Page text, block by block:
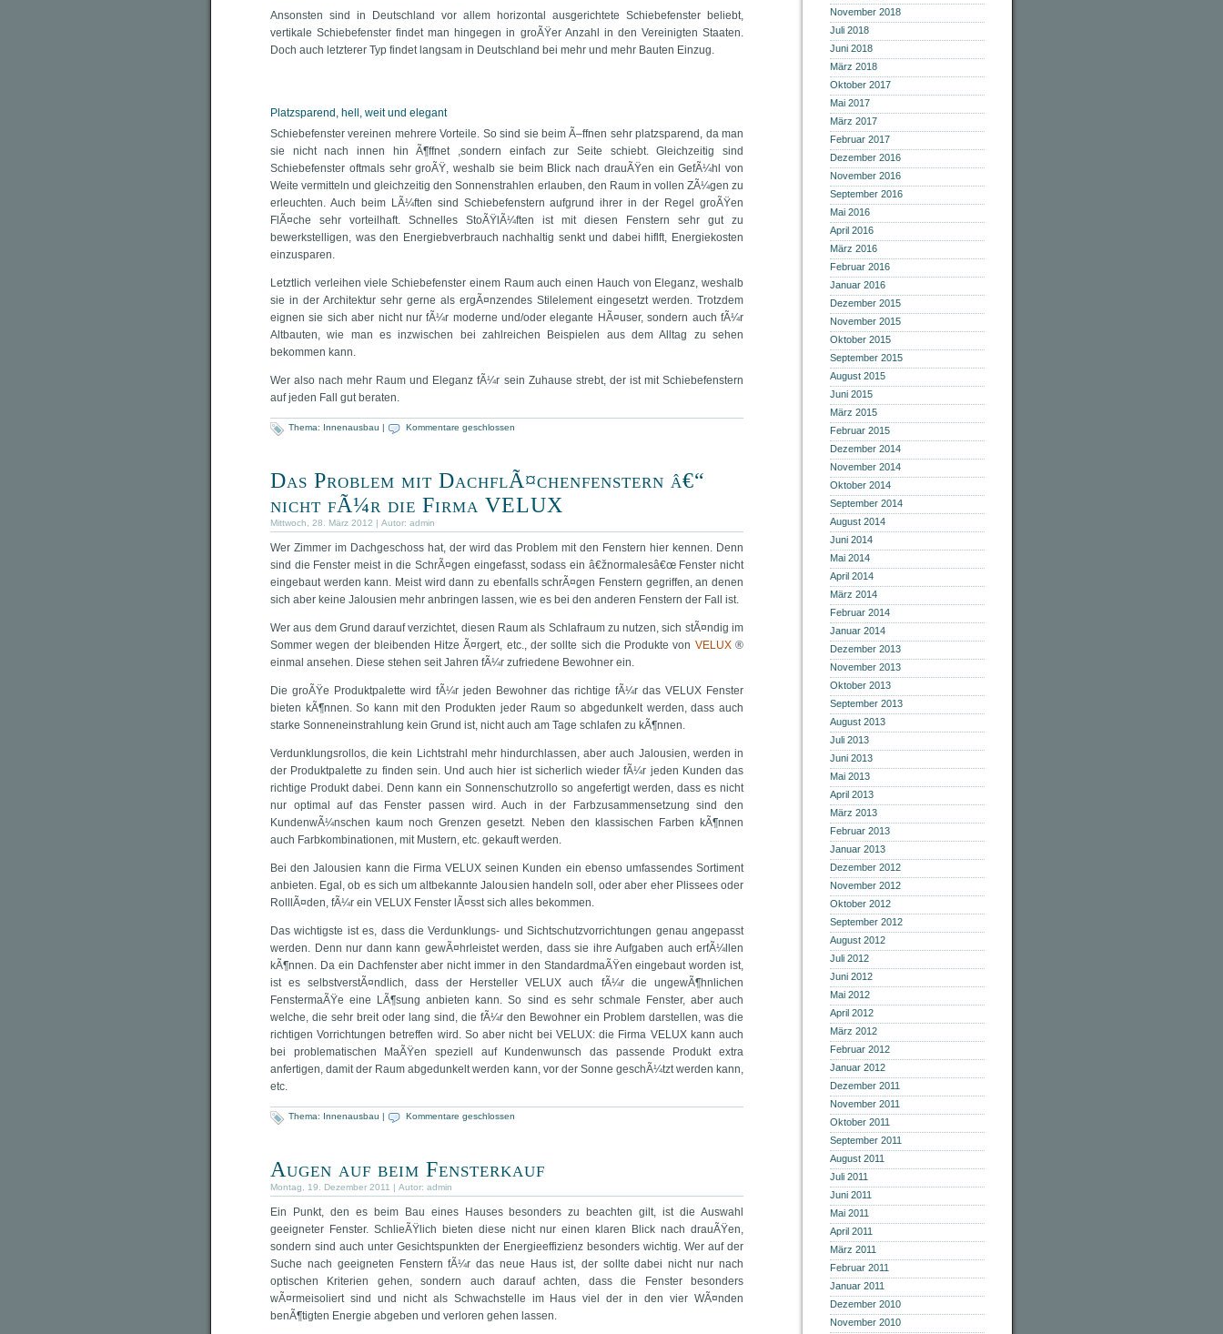
Ansonsten sind in Deutschland vor allem horizontal ausgerichtete Schiebefenster beliebt,
vertikale Schiebefenster findet man hingegen in groÃŸer Anzahl in den Vereinigten Staaten.
Doch auch letzterer Typ findet langsam in Deutschland bei mehr und mehr Bauten Einzug.
Platzsparend, hell, weit und elegant
Schiebefenster vereinen mehrere Vorteile. So sind sie beim Ã–ffnen sehr platzsparend, da man
sie nicht nach innen hin Ã¶ffnet ,sondern einfach zur Seite schiebt. Gleichzeitig sind
Schiebefenster oftmals sehr groÃŸ, weshalb sie beim Blick nach drauÃŸen ein GefÃ¼hl von
Weite vermitteln und gleichzeitig den Sonnenstrahlen erlauben, den Raum in vollen ZÃ¼gen zu
erleuchten. Auch beim LÃ¼ften sind Schiebefenstern aufgrund ihrer in der Regel groÃŸen
FlÃ¤che sehr vorteilhaft. Schnelles StoÃŸlÃ¼ften ist mit diesen Fenstern sehr gut zu
bewerkstelligen, was den Energiebverbrauch nachhaltig senkt und dabei hiflft, Energiekosten
einzusparen.
Letztlich verleihen viele Schiebefenster einem Raum auch einen Hauch von Eleganz, weshalb
sie in der Architektur sehr gerne als ergÃ¤nzendes Stilelement eingesetzt werden. Trotzdem
eignen sie sich aber nicht nur fÃ¼r moderne und/oder elegante HÃ¤user, sondern auch fÃ¼r
Altbauten, wie man es inzwischen bei zahlreichen Beispielen aus dem Alltag zu sehen
bekommen kann.
Wer also nach mehr Raum und Eleganz fÃ¼r sein Zuhause strebt, der ist mit Schiebefenstern
auf jeden Fall gut beraten.
Thema: Innenausbau | Kommentare geschlossen
Das Problem mit DachflÃ¤chenfenstern â€“
nicht fÃ¼r die Firma VELUX
Mittwoch, 28. März 2012 | Autor: admin
Wer Zimmer im Dachgeschoss hat, der wird das Problem mit den Fenstern hier kennen. Denn
sind die Fenster meist in die SchrÃ¤gen eingefasst, sodass ein â€žnormalesâ€œ Fenster nicht
eingebaut werden kann. Meist wird dann zu ebenfalls schrÃ¤gen Fenstern gegriffen, an denen
sich aber keine Jalousien mehr anbringen lassen, wie es bei den anderen Fenstern der Fall ist.
Wer aus dem Grund darauf verzichtet, diesen Raum als Schlafraum zu nutzen, sich stÃ¤ndig im
Sommer wegen der bleibenden Hitze Ã¤rgert, etc., der sollte sich die Produkte von VELUX®
einmal ansehen. Diese stehen seit Jahren fÃ¼r zufriedene Bewohner ein.
Die groÃŸe Produktpalette wird fÃ¼r jeden Bewohner das richtige fÃ¼r das VELUX Fenster
bieten kÃ¶nnen. So kann mit den Produkten jeder Raum so abgedunkelt werden, dass auch
starke Sonneneinstrahlung kein Grund ist, nicht auch am Tage schlafen zu kÃ¶nnen.
Verdunklungsrollos, die kein Lichtstrahl mehr hindurchlassen, aber auch Jalousien, werden in
der Produktpalette zu finden sein. Und auch hier ist sicherlich wieder fÃ¼r jeden Kunden das
richtige Produkt dabei. Denn kann ein Sonnenschutzrollo so angefertigt werden, dass es nicht
nur optimal auf das Fenster passen wird. Auch in der Farbzusammensetzung sind den
KundenwÃ¼nschen kaum noch Grenzen gesetzt. Neben den klassischen Farben kÃ¶nnen
auch Farbkombinationen, mit Mustern, etc. gekauft werden.
Bei den Jalousien kann die Firma VELUX seinen Kunden ein ebenso umfassendes Sortiment
anbieten. Egal, ob es sich um altbekannte Jalousien handeln soll, oder aber eher Plissees oder
RolllÃ¤den, fÃ¼r ein VELUX Fenster lÃ¤sst sich alles bekommen.
Das wichtigste ist es, dass die Verdunklungs- und Sichtschutzvorrichtungen genau angepasst
werden. Denn nur dann kann gewÃ¤hrleistet werden, dass sie ihre Aufgaben auch erfÃ¼llen
kÃ¶nnen. Da ein Dachfenster aber nicht immer in den StandardmaÃŸen eingebaut worden ist,
ist es selbstverstÃ¤ndlich, dass der Hersteller VELUX auch fÃ¼r die ungewÃ¶hnlichen
FenstermaÃŸe eine LÃ¶sung anbieten kann. So sind es sehr schmale Fenster, aber auch
welche, die sehr breit oder lang sind, die fÃ¼r den Bewohner ein Problem darstellen, was die
richtigen Vorrichtungen betreffen wird. So aber nicht bei VELUX: die Firma VELUX kann auch
bei problematischen MaÃŸen speziell auf Kundenwunsch das passende Produkt extra
anfertigen, damit der Raum abgedunkelt werden kann, vor der Sonne geschÃ¼tzt werden kann,
etc.
Thema: Innenausbau | Kommentare geschlossen
Augen auf beim Fensterkauf
Montag, 19. Dezember 2011 | Autor: admin
Ein Punkt, den es beim Bau eines Hauses besonders zu beachten gilt, ist die Auswahl
geeigneter Fenster. SchlieÃŸlich bieten diese nicht nur einen klaren Blick nach drauÃŸen,
sondern sind auch unter Gesichtspunkten der Energieeffizienz besonders wichtig. Wer auf der
Suche nach geeigneten Fenstern fÃ¼r das neue Haus ist, der sollte dabei nicht nur nach
optischen Kriterien gehen, sondern auch darauf achten, dass die Fenster besonders
wÃ¤rmeisoliert sind und nicht als Schwachstelle im Haus viel der in den vier WÃ¤nden
benÃ¶tigten Energie abgeben und verloren gehen lassen.
November 2018
Juli 2018
Juni 2018
März 2018
Oktober 2017
Mai 2017
März 2017
Februar 2017
Dezember 2016
November 2016
September 2016
Mai 2016
April 2016
März 2016
Februar 2016
Januar 2016
Dezember 2015
November 2015
Oktober 2015
September 2015
August 2015
Juni 2015
März 2015
Februar 2015
Dezember 2014
November 2014
Oktober 2014
September 2014
August 2014
Juni 2014
Mai 2014
April 2014
März 2014
Februar 2014
Januar 2014
Dezember 2013
November 2013
Oktober 2013
September 2013
August 2013
Juli 2013
Juni 2013
Mai 2013
April 2013
März 2013
Februar 2013
Januar 2013
Dezember 2012
November 2012
Oktober 2012
September 2012
August 2012
Juli 2012
Juni 2012
Mai 2012
April 2012
März 2012
Februar 2012
Januar 2012
Dezember 2011
November 2011
Oktober 2011
September 2011
August 2011
Juli 2011
Juni 2011
Mai 2011
April 2011
März 2011
Februar 2011
Januar 2011
Dezember 2010
November 2010